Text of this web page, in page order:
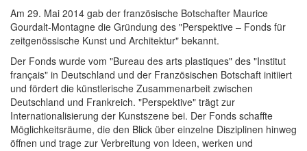
Am 29. Mai 2014 gab der französische Botschafter Maurice
Gourdalt-Montagne die Gründung des "Perspektive – Fonds für
zeitgenössische Kunst und Architektur" bekannt.
Der Fonds wurde vom "Bureau des arts plastiques" des "Institut
français" in Deutschland und der Französischen Botschaft initiiert
und fördert die künstlerische Zusammenarbeit zwischen
Deutschland und Frankreich. "Perspektive" trägt zur
Internationalisierung der Kunstszene bei. Der Fonds schaffte
Möglichkeitsräume, die den Blick über einzelne Disziplinen hinweg
öffnen und trage zur Verbreitung von Ideen, werken und